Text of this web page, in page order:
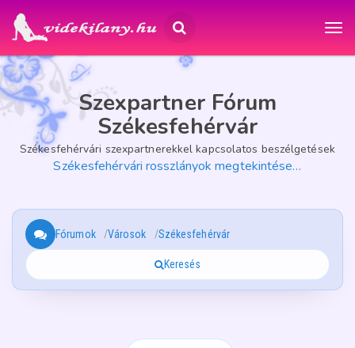
Szexpartner Fórum
Székesfehérvár
Székesfehérvári szexpartnerekkel kapcsolatos beszélgetések
Székesfehérvári rosszlányok megtekintése…
Fórumok Városok Székesfehérvár
Keresés